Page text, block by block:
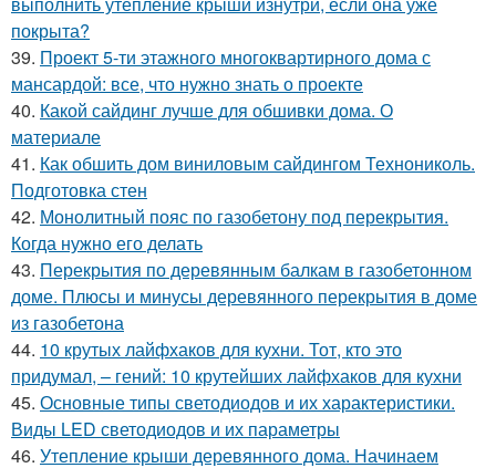
покрыта?
39. Проект 5-ти этажного многоквартирного дома с
мансардой: все, что нужно знать о проекте
40. Какой сайдинг лучше для обшивки дома. О
материале
41. Как обшить дом виниловым сайдингом Технониколь.
Подготовка стен
42. Монолитный пояс по газобетону под перекрытия.
Когда нужно его делать
43. Перекрытия по деревянным балкам в газобетонном
доме. Плюсы и минусы деревянного перекрытия в доме
из газобетона
44. 10 крутых лайфхаков для кухни. Тот, кто это
придумал, – гений: 10 крутейших лайфхаков для кухни
45. Основные типы светодиодов и их характеристики.
Виды LED светодиодов и их параметры
46. Утепление крыши деревянного дома. Начинаем